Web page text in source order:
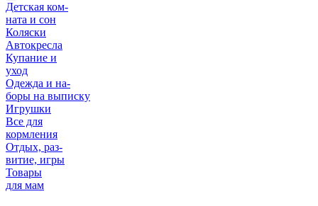
Детская ком-
ната и сон
Коляски
Автокресла
Купание и
уход
Одежда и на-
боры на выписку
Игрушки
Все для
кормления
Отдых, раз-
витие, игры
Товары
для мам